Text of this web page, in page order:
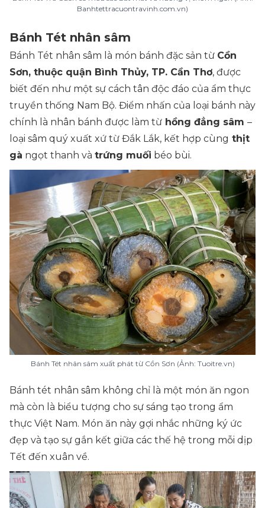
Banhtettracuontravinh.com.vn)
Bánh Tét nhân sâm
Bánh Tét nhân sâm là món bánh đặc sản từ Cồn
Sơn, thuộc quận Bình Thủy, TP. Cần Thơ, được
biết đến như một sự cách tân độc đáo của ẩm thực
truyền thống Nam Bộ. Điểm nhấn của loại bánh này
chính là nhân bánh được làm từ hồng đẳng sâm –
loại sâm quý xuất xứ từ Đắk Lắk, kết hợp cùng thịt
gà ngọt thanh và trứng muối béo bùi.
Bánh Tét nhân sâm xuất phát từ Cồn Sơn (Ảnh: Tuoitre.vn)
Bánh tét nhân sâm không chỉ là một món ăn ngon
mà còn là biểu tượng cho sự sáng tạo trong ẩm
thực Việt Nam. Món ăn này gợi nhắc những ký ức
đẹp và tạo sự gắn kết giữa các thế hệ trong mỗi dịp
Tết đến xuân về.